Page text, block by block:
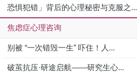
恐惧犯错」背后的心理秘密与克服之...
焦虑症心理咨询
别被 “一次错毁一生” 吓住！人...
破茧抗压·研途启航——研究生心...